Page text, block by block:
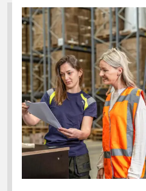
Lees
meer
over
Alles
wat
je
moet
weten
over
jouw
VCA-
opleiding